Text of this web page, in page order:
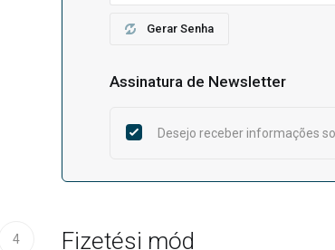
Gerar Senha
Assinatura de Newsletter
Desejo receber informações
4 Fizetési mód